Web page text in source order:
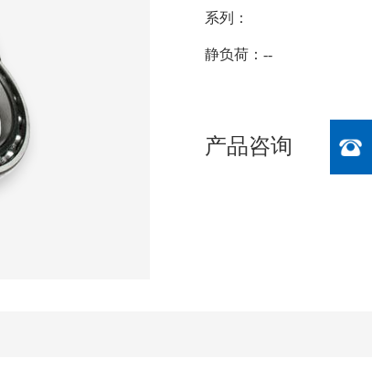
系列：
静负荷：--
产品咨询